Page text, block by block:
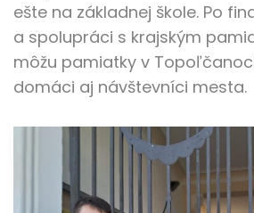
ešte na základnej škole. Po
a spolupráci s krajským
môžu pamiatky v
domáci aj návštevníci mesta.